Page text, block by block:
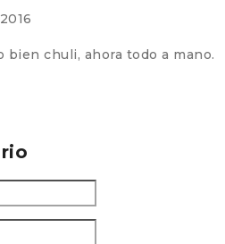
bien chuli, ahora todo a mano.